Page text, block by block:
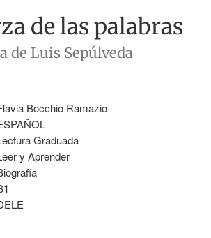
de las palabras
de Luis Sepúlveda
Bocchio Ramazio
Graduada
y Aprender